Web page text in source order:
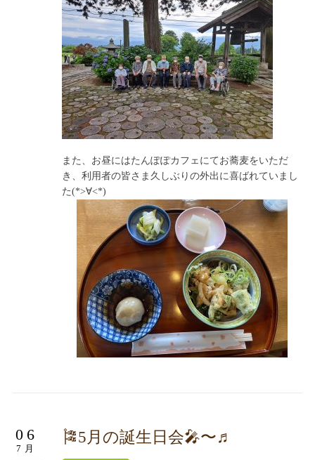
また、お昼にはたんぽぽカフェにてお蕎麦をいただ
き、利用者の皆さま久しぶりの外出に喜ばれていまし
た(*>∀<*)
06
7月
🎏5月の誕生日会🎤〜♬